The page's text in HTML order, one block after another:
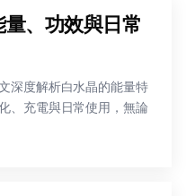
、功效與日常
深度解析白水晶的能量特
、充電與日常使用，無論